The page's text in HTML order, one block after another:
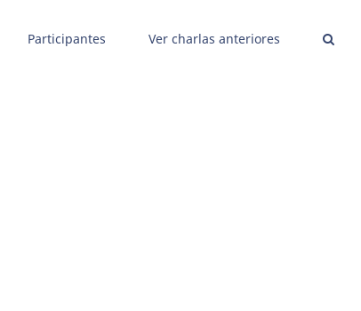
Participantes Ver charlas anteriores